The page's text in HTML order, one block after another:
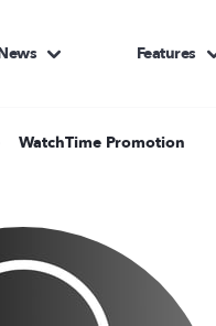
Features
WatchTime Promotion